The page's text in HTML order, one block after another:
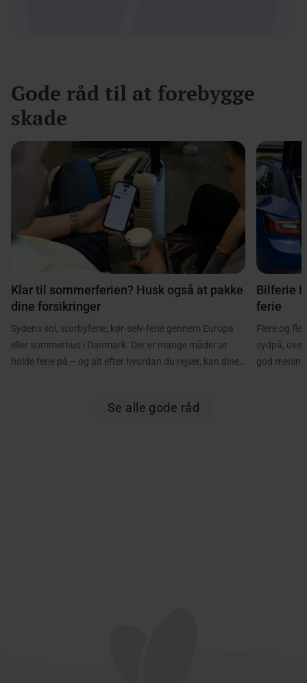
Gode råd til at forebygge
skade
Klar til sommerferien? Husk også at pakke
dine forsikringer
Sydens sol, storbyferie, kør-selv-ferie gennem Europa
eller sommerhus i Danmark. Der er mange måder at
holde ferie på – og alt efter hvordan du rejser, kan dine
idé at få styr på, hvordan du og familien er dækket, hvis
Bilferie i
ferie
Flere og
sydpå,
god
Se alle gode råd